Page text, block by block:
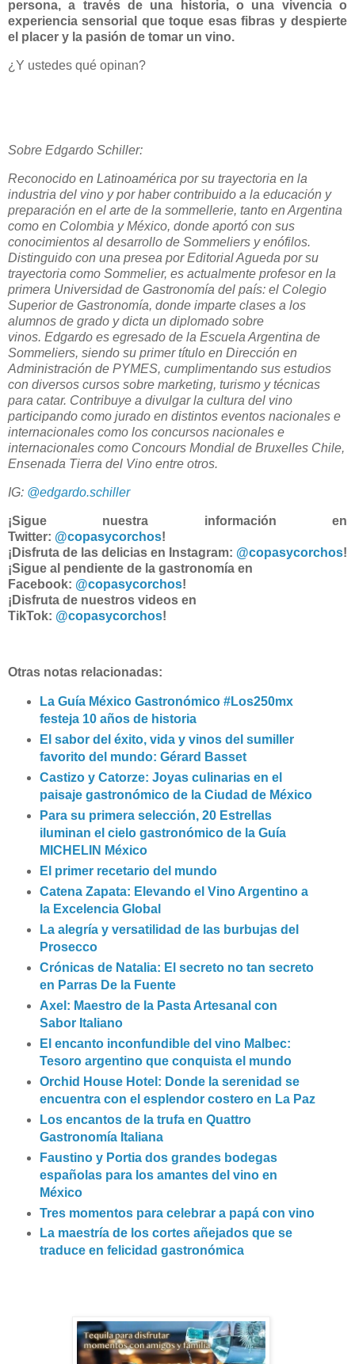
persona, a través de una historia, o una vivencia o
experiencia sensorial que toque esas fibras y despierte
el placer y la pasión de tomar un vino.
¿Y ustedes qué opinan?
Sobre Edgardo Schiller:
Reconocido en Latinoamérica por su trayectoria en la
industria del vino y por haber contribuido a la educación y
preparación en el arte de la sommellerie, tanto en Argentina
como en Colombia y México, donde aportó con sus
conocimientos al desarrollo de Sommeliers y enófilos.
Distinguido con una presea por Editorial Agueda por su
trayectoria como Sommelier, es actualmente profesor en la
primera Universidad de Gastronomía del país: el Colegio
Superior de Gastronomía, donde imparte clases a los
alumnos de grado y dicta un diplomado sobre
vinos. Edgardo es egresado de la Escuela Argentina de
Sommeliers, siendo su primer título en Dirección en
Administración de PYMES, cumplimentando sus estudios
con diversos cursos sobre marketing, turismo y técnicas
para catar. Contribuye a divulgar la cultura del vino
participando como jurado en distintos eventos nacionales e
internacionales como los concursos nacionales e
internacionales como Concours Mondial de Bruxelles Chile,
Ensenada Tierra del Vino entre otros.
IG: @edgardo.schiller
¡Sigue nuestra información en
Twitter: @copasycorchos!
¡Disfruta de las delicias en Instagram: @copasycorchos!
¡Sigue al pendiente de la gastronomía en
Facebook: @copasycorchos!
¡Disfruta de nuestros videos en
TikTok: @copasycorchos!
Otras notas relacionadas:
La Guía México Gastronómico #Los250mx
festeja 10 años de historia
El sabor del éxito, vida y vinos del sumiller
favorito del mundo: Gérard Basset
Castizo y Catorze: Joyas culinarias en el
paisaje gastronómico de la Ciudad de México
Para su primera selección, 20 Estrellas
iluminan el cielo gastronómico de la Guía
MICHELIN México
El primer recetario del mundo
Catena Zapata: Elevando el Vino Argentino a
la Excelencia Global
La alegría y versatilidad de las burbujas del
Prosecco
Crónicas de Natalia: El secreto no tan secreto
en Parras De la Fuente
Axel: Maestro de la Pasta Artesanal con
Sabor Italiano
El encanto inconfundible del vino Malbec:
Tesoro argentino que conquista el mundo
Orchid House Hotel: Donde la serenidad se
encuentra con el esplendor costero en La Paz
Los encantos de la trufa en Quattro
Gastronomía Italiana
Faustino y Portia dos grandes bodegas
españolas para los amantes del vino en
México
Tres momentos para celebrar a papá con vino
La maestría de los cortes añejados que se
traduce en felicidad gastronómica